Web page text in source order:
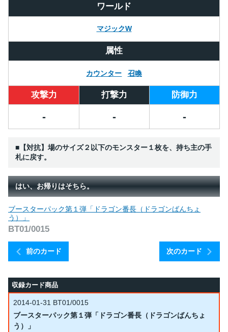
ワールド
マジックW
属性
カウンター 召喚
攻撃力 打撃力 防御力
- - -
■【対抗】場のサイズ２以下のモンスター１枚を、持ち主の手
札に戻す。
はい、お帰りはそちら。
前のカード
ブースターパック第１弾「ドラゴン番長（ドラゴンばんちょ
う）」
BT01/0015
次のカード
収録カード商品
2014-01-31 BT01/0015
ブースターパック第１弾「ドラゴン番長（ドラゴンばんちょ
う）」